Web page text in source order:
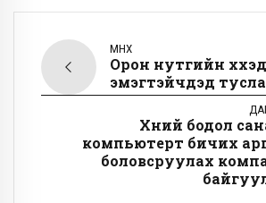
ӨМНӨХ
Орон нутгийн хүүхэд,
эмэгтэйчүүдэд
Хүний бодол
компьютерт бичих
боловсруулах